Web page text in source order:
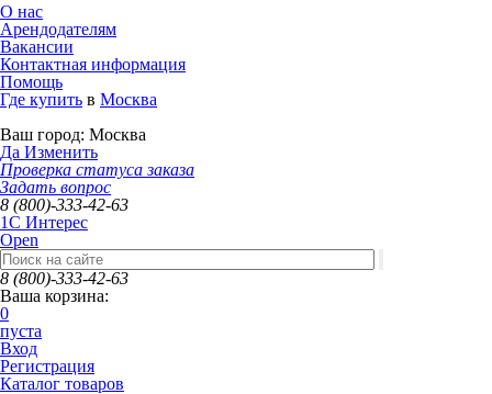
О нас
Арендодателям
Вакансии
Контактная информация
Помощь
Где купить в Москва
Ваш город: Москва
Да Изменить
Проверка статуса заказа
Задать вопрос
8 (800)-333-42-63
1C Интерес
Open
8 (800)-333-42-63
Ваша корзина:
0
пуста
Вход
Регистрация
Каталог товаров